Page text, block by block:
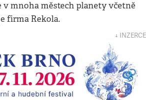
mnoha městech planety včetně
firma Rekola.
↓ INZERCE